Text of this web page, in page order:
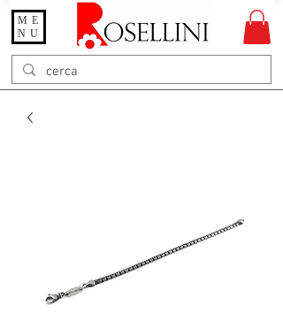
Gioielleria Rosellini
Rosellini online
ME
NU